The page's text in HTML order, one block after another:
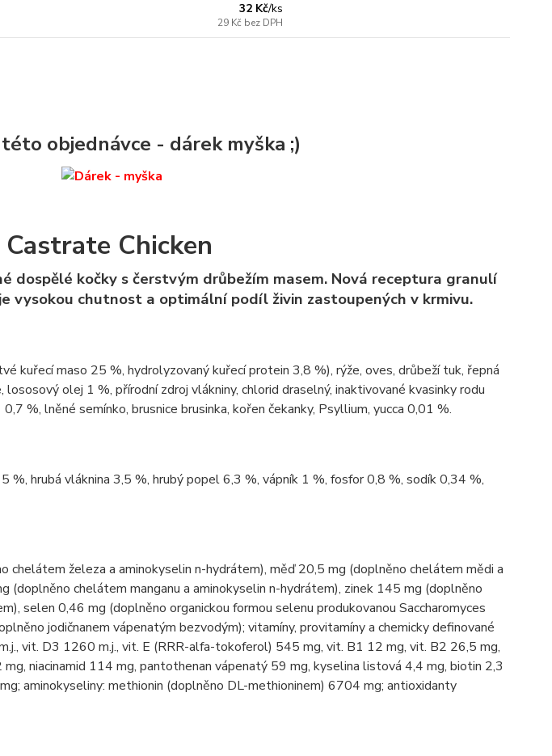
32 Kč/ks
29 Kč bez DPH
objednávce - dárek myška ;)
Chicken
dospělé kočky s čerstvým drůbežím masem. Nová receptura granulí
vysokou chutnost a optimální podíl živin zastoupených v krmivu.
kuřecí maso 25 %, hydrolyzovaný kuřecí protein 3,8 %), rýže, oves, drůbeží tuk, řepná
lososový olej 1 %, přírodní zdroj vlákniny, chlorid draselný, inaktivované kvasinky rodu
%, lněné semínko, brusnice brusinka, kořen čekanky, Psyllium, yucca 0,01 %.
%, hrubá vláknina 3,5 %, hrubý popel 6,3 %, vápník 1 %, fosfor 0,8 %, sodík 0,34 %,
železa a aminokyselin n-hydrátem), měď 20,5 mg (doplněno chelátem mědi a
(doplněno chelátem manganu a aminokyselin n-hydrátem), zinek 145 mg (doplněno
selen 0,46 mg (doplněno organickou formou selenu produkovanou Saccharomyces
jodičnanem vápenatým bezvodým); vitamíny, provitamíny a chemicky definované
vit. D3 1260 m.j., vit. E (RRR-alfa-tokoferol) 545 mg, vit. B1 12 mg, vit. B2 26,5 mg,
niacinamid 114 mg, pantothenan vápenatý 59 mg, kyselina listová 4,4 mg, biotin 2,3
aminokyseliny: methionin (doplněno DL-methioninem) 6704 mg; antioxidanty